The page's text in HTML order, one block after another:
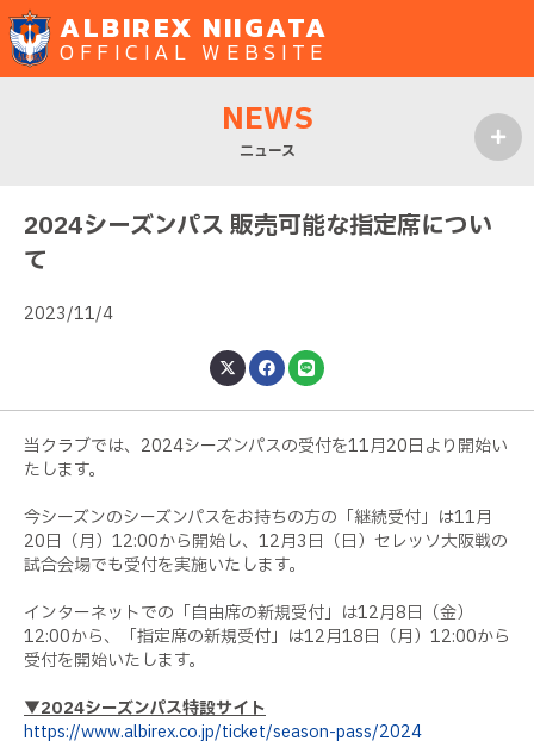
ALBIREX NIIGATA
OFFICIAL WEBSITE
NEWS
ニュース
2024シーズンパス 販売可能な指定席につい
て
2023/11/4
当クラブでは、2024シーズンパスの受付を11月20日より開始い
たします。
今シーズンのシーズンパスをお持ちの方の「継続受付」は11月
20日（月）12:00から開始し、12月3日（日）セレッソ大阪戦の
試合会場でも受付を実施いたします。
インターネットでの「自由席の新規受付」は12月8日（金）
12:00から、「指定席の新規受付」は12月18日（月）12:00から
受付を開始いたします。
▼2024シーズンパス特設サイト
https://www.albirex.co.jp/ticket/season-pass/2024